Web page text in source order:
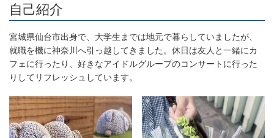
自己紹介
宮城県仙台市出身で、大学生までは地元で暮らしていましたが、
就職を機に神奈川へ引っ越してきました。休日は友人と一緒にカ
フェに行ったり、好きなアイドルグループのコンサートに行った
りしてリフレッシュしています。